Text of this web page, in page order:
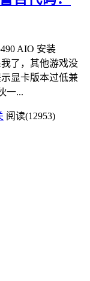
AIO 安装
了，其他游戏没
显卡版本过低兼
一...
阅读(12953)